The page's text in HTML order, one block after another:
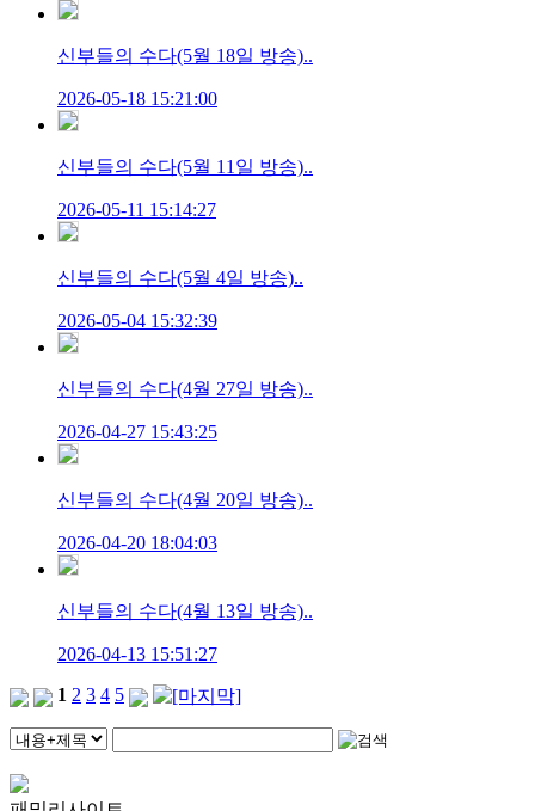
신부들의 수다(5월 18일 방송)..
2026-05-18 15:21:00
신부들의 수다(5월 11일 방송)..
2026-05-11 15:14:27
신부들의 수다(5월 4일 방송)..
2026-05-04 15:32:39
신부들의 수다(4월 27일 방송)..
2026-04-27 15:43:25
신부들의 수다(4월 20일 방송)..
2026-04-20 18:04:03
신부들의 수다(4월 13일 방송)..
2026-04-13 15:51:27
1 2 3 4 5